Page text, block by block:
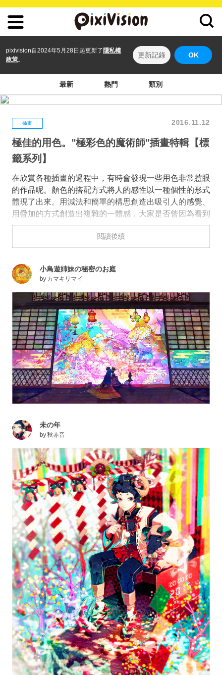
pixivision自2024年5月28日起更新了 隱私權
政策。
更新記錄 OK
最新 熱門 類別
插畫 2016.11.12
極佳的用色。"極彩色的魔術師"插畫特輯【標
籤系列】
在欣賞各種插畫的過程中，有時會發現一些用色非常惹眼
的作品呢。顏色的搭配方式將人的感性以一種個性的形式
體現了出來。用減法和簡單的構思創造出吸引人的感覺、
用疊加的方式創造出複雜的一體感，大家是否曾因為看到
意想不到的方法而感到吃驚呢？ 在pixiv，配色鮮豔的
插畫以及展現出卓越的色彩感的插畫，都會加上“極彩色
的魔術師”的標籤。
輯。那濃郁的色彩密度真令人為之傾倒。快來看看吧。
閱讀後續
小鳥遊姉妹の秘密のお庭
by カマキリマイ
未の年
by秋赤音